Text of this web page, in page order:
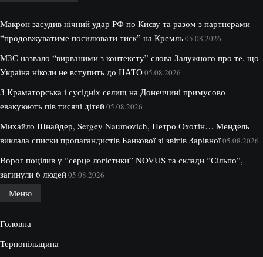
Макрон засудив нічний удар РФ по Києву та разом з партнерами
“продовжуватиме посилювати тиск” на Кремль05.08.2026
МЗС назвало “вирваними з контексту” слова Залужного про те, що
Україна ніколи не вступить до НАТО05.08.2026
З Краматорська і сусідніх селищ на Донеччині примусово
евакуюють пів тисячі дітей05.08.2026
Михайло Шнайдер, Sergey Naumovich, Петро Охотін… Мендель
виклала списки пропагандистів Банкової зі звітів Зарівної05.08.2026
Ворог поцілив у “серце логістики” NOVUS та склади “Сільпо”,
загинули 6 людей05.08.2026
Меню
Головна
Тернопільщина